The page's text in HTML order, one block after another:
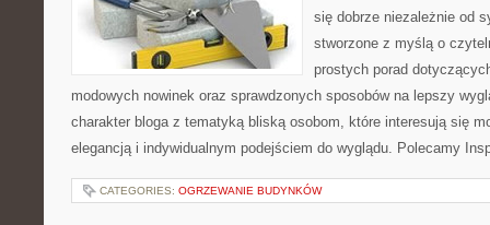
się dobrze niezależnie od
stworzone z myślą o
prostych porad
modowych nowinek oraz sprawdzonych sposobów na lepszy
charakter bloga z tematyką bliską osobom, które interesują się
elegancją i indywidualnym podejściem do wyglądu. Polecamy
CATEGORIES: OGRZEWANIE BUDYNKÓW